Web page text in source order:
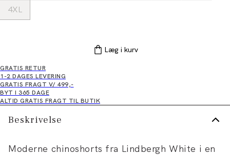
4XL
Læg i kurv
GRATIS RETUR
1-2 DAGES LEVERING
GRATIS FRAGT V/ 499,-
BYT I 365 DAGE
ALTID GRATIS FRAGT TIL BUTIK
Beskrivelse
Moderne chinoshorts fra Lindbergh White i en